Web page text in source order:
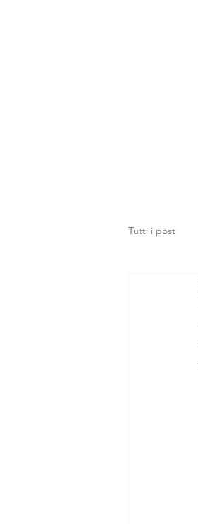
Tutti i post